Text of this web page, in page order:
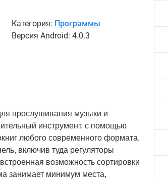
Категория: Программы
Версия Android: 4.0.3
прослушивания музыки и
инструмент, с помощью
любого современного формата.
включив туда регуляторы
возможность сортировки
занимает минимум места,